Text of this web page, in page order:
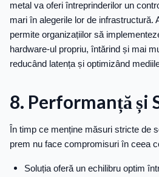
metal va oferi întreprinderilor un
mari în alegerile lor de infrastructură.
permite organizațiilor să
hardware-ul propriu, întărind și mai
reducând latența și optimizând
8. Performanță și
În timp ce menține măsuri stricte de
prem nu face compromisuri în ceea
Soluția oferă un echilibru optim